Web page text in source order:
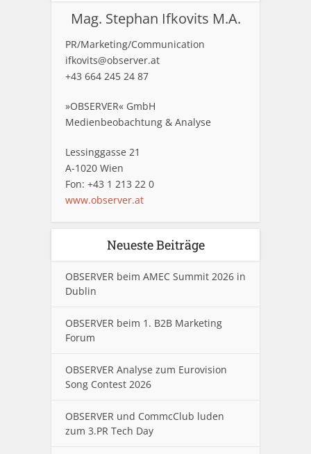
Mag. Stephan Ifkovits M.A.
PR/Marketing/Communication
ifkovits@observer.at
+43 664 245 24 87
»OBSERVER« GmbH
Medienbeobachtung & Analyse
Lessinggasse 21
A-1020 Wien
Fon: +43 1 213 22 0
www.observer.at
Neueste Beiträge
OBSERVER beim AMEC Summit 2026 in
Dublin
OBSERVER beim 1. B2B Marketing
Forum
OBSERVER Analyse zum Eurovision
Song Contest 2026
OBSERVER und CommcClub luden
zum 3.PR Tech Day